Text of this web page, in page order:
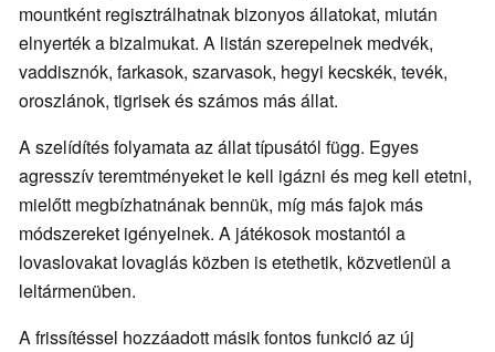
mountként regisztrálhatnak bizonyos állatokat, miután
elnyerték a bizalmukat. A listán szerepelnek medvék,
vaddisznók, farkasok, szarvasok, hegyi kecskék, tevék,
oroszlánok, tigrisek és számos más állat.
A szelídítés folyamata az állat típusától függ. Egyes
agresszív teremtményeket le kell igázni és meg kell etetni,
mielőtt megbízhatnának bennük, míg más fajok más
módszereket igényelnek. A játékosok mostantól a
lovaslovakat lovaglás közben is etethetik, közvetlenül a
leltármenüben.
A frissítéssel hozzáadott másik fontos funkció az új